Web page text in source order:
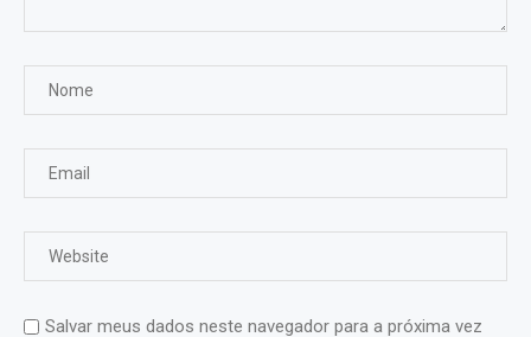
Salvar meus dados neste navegador para a próxima vez